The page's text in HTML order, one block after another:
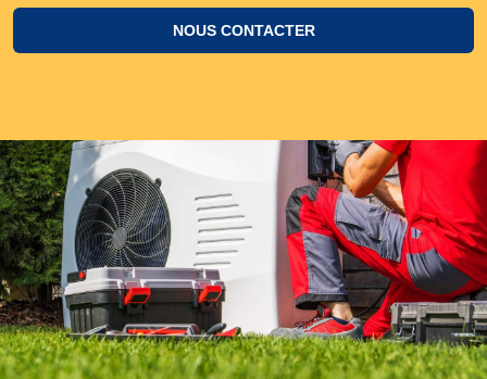
NOUS CONTACTER